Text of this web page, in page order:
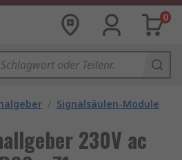
0
/ Signalsäulen-Module
230V ac